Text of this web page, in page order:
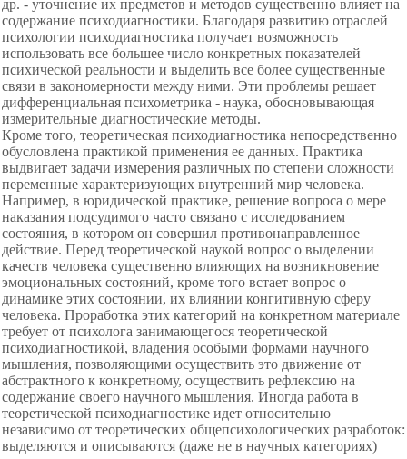
др. - уточнение их предметов и методов существенно влияет на
содержание психодиагностики. Благодаря развитию отраслей
психологии психодиагностика получает возможность
использовать все большее число конкретных показателей
психической реальности и выделить все более существенные
связи в закономерности между ними. Эти проблемы решает
дифференциальная психометрика - наука, обосновывающая
измерительные диагностические методы.
Кроме того, теоретическая психодиагностика непосредственно
обусловлена практикой применения ее данных. Практика
выдвигает задачи измерения различных по степени сложности
переменные характеризующих внутренний мир человека.
Например, в юридической практике, решение вопроса о мере
наказания подсудимого часто связано с исследованием
состояния, в котором он совершил противонаправленное
действие. Перед теоретической наукой вопрос о выделении
качеств человека существенно влияющих на возникновение
эмоциональных состояний, кроме того встает вопрос о
динамике этих состоянии, их влиянии конгитивную сферу
человека. Проработка этих категорий на конкретном материале
требует от психолога занимающегося теоретической
психодиагностикой, владения особыми формами научного
мышления, позволяющими осуществить это движение от
абстрактного к конкретному, осуществить рефлексию на
содержание своего научного мышления. Иногда работа в
теоретической психодиагностике идет относительно
независимо от теоретических общепсихологических разработок:
выделяются и описываются (даже не в научных категориях)